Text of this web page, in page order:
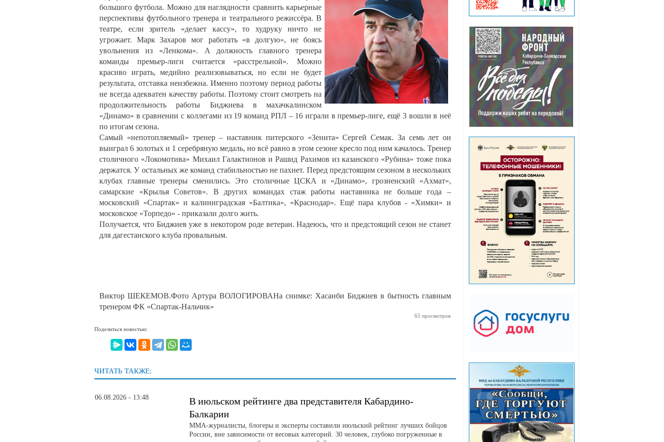
большого футбола. Можно для наглядности сравнить карьерные
перспективы футбольного тренера и театрального режиссёра. В
театре, если зритель «делает кассу», то худруку ничто не
угрожает. Марк Захаров мог работать «в долгую», не боясь
увольнения из «Ленкома». А должность главного тренера
команды премьер-лиги считается «расстрельной». Можно
красиво играть, медийно реализовываться, но если не будет
результата, отставка неизбежна. Именно поэтому период работы
не всегда адекватен качеству работы. Поэтому стоит смотреть на
продолжительность работы Биджиева в махачкалинском
«Динамо» в сравнении с коллегами из 19 команд РПЛ – 16 играли в премьер-лиге, ещё 3 вошли в неё
по итогам сезона.
Самый «непотопляемый» тренер – наставник питерского «Зенита» Сергей Семак. За семь лет он
выиграл 6 золотых и 1 серебряную медаль, но всё равно в этом сезоне кресло под ним качалось. Тренер
столичного «Локомотива» Михаил Галактионов и Рашид Рахимов из казанского «Рубина» тоже пока
держатся. У остальных же команд стабильностью не пахнет. Перед предстоящим сезоном в нескольких
клубах главные тренеры сменились. Это столичные ЦСКА и «Динамо», грозненский «Ахмат»,
самарские «Крылья Советов». В других командах стаж работы наставника не больше года –
московский «Спартак» и калиниградская «Балтика», «Краснодар». Ещё пара клубов - «Химки» и
московское «Торпедо» - приказали долго жить.
Получается, что Биджиев уже в некотором роде ветеран. Надеюсь, что и предстоящий сезон не станет
для дагестанского клуба провальным.
Виктор ШЕКЕМОВ.Фото Артура ВОЛОГИРОВАНа снимке: Хасанби Биджиев в бытность главным
тренером ФК «Спартак-Нальчик»
65 просмотров
Поделиться новостью:
ЧИТАТЬ ТАКЖЕ:
06.08.2026 - 13:48
В июльском рейтинге два представителя Кабардино-
Балкарии
ММА-журналисты, блогеры и эксперты составили июльский рейтинг лучших бойцов
России, вне зависимости от весовых категорий. 30 человек, глубоко погруженные в